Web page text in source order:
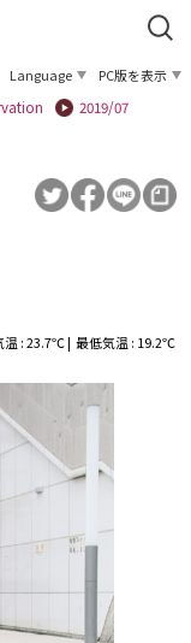
Language
PC版を表示
2019/07
温 : 23.7℃ | 最低気温 : 19.2℃